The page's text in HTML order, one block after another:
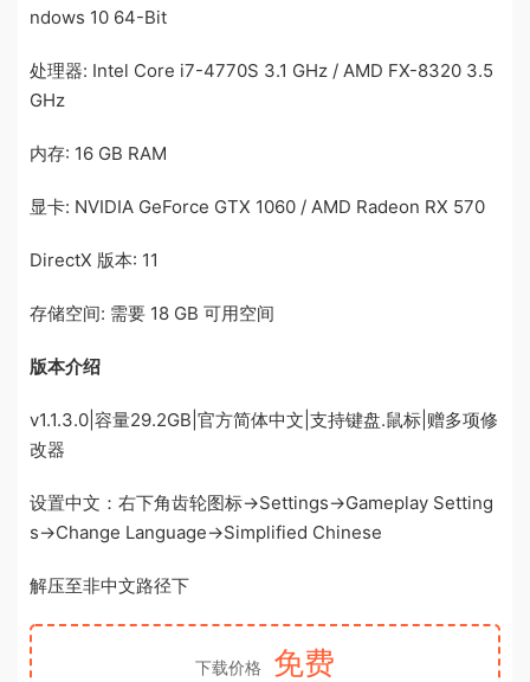
ndows 10 64-Bit
处理器: Intel Core i7-4770S 3.1 GHz / AMD FX-8320 3.5
GHz
内存: 16 GB RAM
显卡: NVIDIA GeForce GTX 1060 / AMD Radeon RX 570
DirectX 版本: 11
存储空间: 需要 18 GB 可用空间
版本介绍
v1.1.3.0|容量29.2GB|官方简体中文|支持键盘.鼠标|赠多项修
改器
设置中文：右下角齿轮图标→Settings→Gameplay Setting
s→Change Language→Simplified Chinese
解压至非中文路径下
下载价格 免费